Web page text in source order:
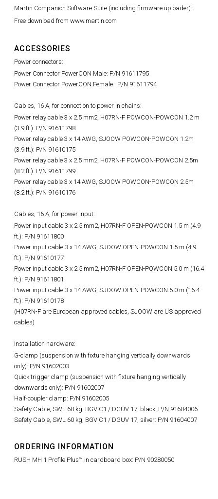
Martin Companion Software Suite (including firmware uploader):
Free download from www.martin.com
ACCESSORIES
Power connectors:
Power Connector PowerCON Male: P/N 91611795
Power Connector PowerCON Female : P/N 91611794
Cables, 16 A, for connection to power in chains:
Power relay cable 3 x 2.5 mm2, H07RN-F POWCON-POWCON 1.2 m
(3.9 ft.): P/N 91611798
Power relay cable 3 x 14 AWG, SJOOW POWCON-POWCON 1.2m
(3.9 ft.): P/N 91610175
Power relay cable 3 x 2.5 mm2, H07RN-F POWCON-POWCON 2.5m
(8.2 ft.): P/N 91611799
Power relay cable 3 x 14 AWG, SJOOW POWCON-POWCON 2.5m
(8.2 ft.): P/N 91610176
Cables, 16 A, for power input:
Power input cable 3 x 2.5 mm2, H07RN-F OPEN-POWCON 1.5 m (4.9
ft.): P/N 91611800
Power input cable 3 x 14 AWG, SJOOW OPEN-POWCON 1.5 m (4.9
ft.): P/N 91610177
Power input cable 3 x 2.5 mm2, H07RN-F OPEN-POWCON 5.0 m (16.4
ft.): P/N 91611801
Power input cable 3 x 14 AWG, SJOOW OPEN-POWCON 5.0 m (16.4
ft.): P/N 91610178
(H07RN-F are European approved cables, SJOOW are US approved
cables)
Installation hardware:
G-clamp (suspension with fixture hanging vertically downwards
only): P/N 91602003
Quick trigger clamp (suspension with fixture hanging vertically
downwards only): P/N 91602007
Half-coupler clamp: P/N 91602005
Safety Cable, SWL 60 kg, BGV C1 / DGUV 17, black: P/N 91604006
Safety Cable, SWL 60 kg, BGV C1 / DGUV 17, silver: P/N 91604007
ORDERING INFORMATION
RUSH MH 1 Profile Plus™ in cardboard box: P/N 90280050